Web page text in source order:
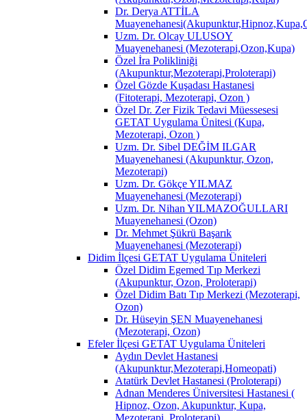
Dr. Derya ATTİLA
Uzm. Dr. Olcay ULUSOY
Muayenehanesi (Mezoterapi,Ozon,Kupa)
Özel İra Polikliniği
(Akupunktur,Mezoterapi,Proloterapi)
Özel Gözde Kuşadası Hastanesi
(Fitoterapi, Mezoterapi, Ozon )
Özel Dr. Zer Fizik Tedavi Müessesesi
GETAT Uygulama Ünitesi (Kupa,
Mezoterapi, Ozon )
Uzm. Dr. Sibel DEĞİM ILGAR
Muayenehanesi (Akupunktur, Ozon,
Mezoterapi)
Uzm. Dr. Gökçe YILMAZ
Muayenehanesi (Mezoterapi)
Uzm. Dr. Nihan YILMAZOĞULLARI
Muayenehanesi (Ozon)
Dr. Mehmet Şükrü Başarık
Muayenehanesi (Mezoterapi)
Didim İlçesi GETAT Uygulama Üniteleri
Özel Didim Egemed Tıp Merkezi
(Akupunktur, Ozon, Proloterapi)
Özel Didim Batı Tıp Merkezi (Mezoterapi,
Ozon)
Dr. Hüseyin ŞEN Muayenehanesi
(Mezoterapi, Ozon)
Efeler İlçesi GETAT Uygulama Üniteleri
Aydın Devlet Hastanesi
(Akupunktur,Mezoterapi,Homeopati)
Atatürk Devlet Hastanesi (Proloterapi)
Adnan Menderes Üniversitesi Hastanesi (
Hipnoz, Ozon, Akupunktur, Kupa,
Mezoterapi, Proloterapi)